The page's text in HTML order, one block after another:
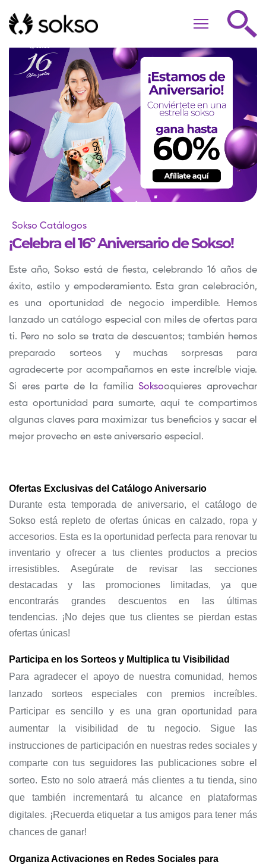
Sokso Catálogos
¡Celebra el 16º Aniversario de Sokso!
Este año, Sokso está de fiesta, celebrando 16 años de
éxito, estilo y empoderamiento. Esta gran celebración,
es una oportunidad de negocio imperdible. Hemos
lanzado un catálogo especial con miles de ofertas para
ti. Pero no solo se trata de descuentos; también hemos
preparado sorteos y muchas sorpresas para
agradecerte por acompañarnos en este increíble viaje.
Si eres parte de la familiaSoksooquieres aprovechar
esta oportunidad para sumarte, aquí te compartimos
algunas claves para maximizar tus beneficios y sacar el
mejor provecho en este aniversario especial.
Ofertas Exclusivas del Catálogo Aniversario
Durante esta temporada de aniversario, el catálogo de
Sokso está repleto de ofertas únicas en calzado, ropa y
accesorios. Esta es la oportunidad perfecta para renovar tu
inventario y ofrecer a tus clientes productos a precios
irresistibles. Asegúrate de revisar las secciones
destacadas y las promociones limitadas, ya que
encontrarás grandes descuentos en las últimas
tendencias. ¡No dejes que tus clientes se pierdan estas
ofertas únicas!
Participa en los Sorteos y Multiplica tu Visibilidad
Para agradecer el apoyo de nuestra comunidad, hemos
lanzado sorteos especiales con premios increíbles.
Participar es sencillo y es una gran oportunidad para
aumentar la visibilidad de tu negocio. Sigue las
instrucciones de participación en nuestras redes sociales y
comparte con tus seguidores las publicaciones sobre el
sorteo. Esto no solo atraerá más clientes a tu tienda, sino
que también incrementará tu alcance en plataformas
digitales. ¡Recuerda etiquetar a tus amigos para tener más
chances de ganar!
Organiza Activaciones en Redes Sociales para